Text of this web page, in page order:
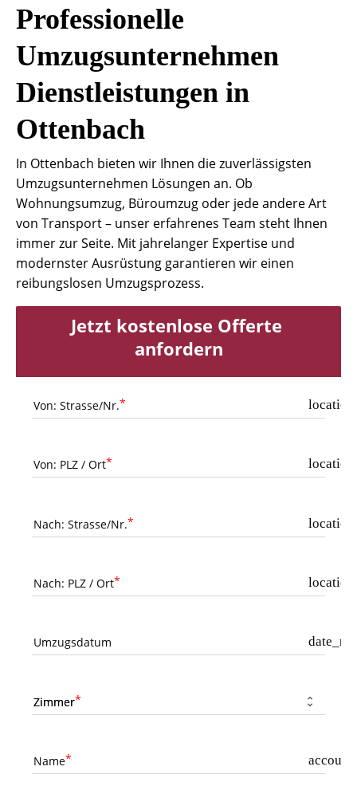
Professionelle
Umzugsunternehmen
Dienstleistungen in
Ottenbach
In Ottenbach bieten wir Ihnen die zuverlässigsten
Umzugsunternehmen Lösungen an. Ob
Wohnungsumzug, Büroumzug oder jede andere Art
von Transport – unser erfahrenes Team steht Ihnen
immer zur Seite. Mit jahrelanger Expertise und
modernster Ausrüstung garantieren wir einen
reibungslosen Umzugsprozess.
Jetzt kostenlose Offerte
anfordern
Von: Strasse/Nr.
Von: PLZ / Ort
Nach: Strasse/Nr.
Nach: PLZ / Ort
Umzugsdatum
Zimmer
Name